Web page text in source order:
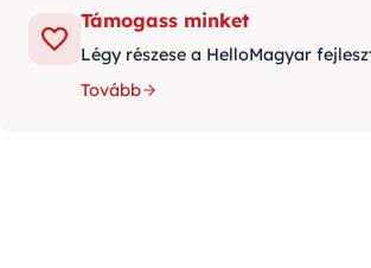
Támogass minket
Légy részese a HelloMagyar
Tovább